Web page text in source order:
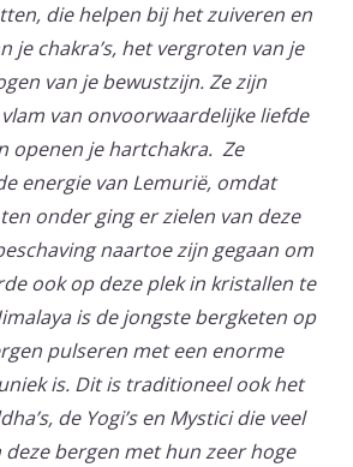
die helpen bij het zuiveren en
je chakra’s, het vergroten van je
van je bewustzijn. Ze zijn
van onvoorwaardelijke liefde
openen je hartchakra. Ze
energie van Lemurië, omdat
onder ging er zielen van deze
naartoe zijn gegaan om
ook op deze plek in kristallen te
is de jongste bergketen op
pulseren met een enorme
is. Dit is traditioneel ook het
de Yogi’s en Mystici die veel
bergen met hun zeer hoge